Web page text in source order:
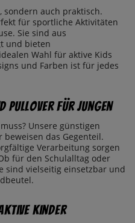
sondern auch praktisch.
für sportliche Aktivitäten
Sie sind aus
und bieten
Wahl für aktive Kids
und Farben ist für jedes
Pullover für Jungen
Unsere günstigen
beweisen das Gegenteil.
Verarbeitung sorgen
für den Schulalltag oder
sind vielseitig einsetzbar und
Kinder